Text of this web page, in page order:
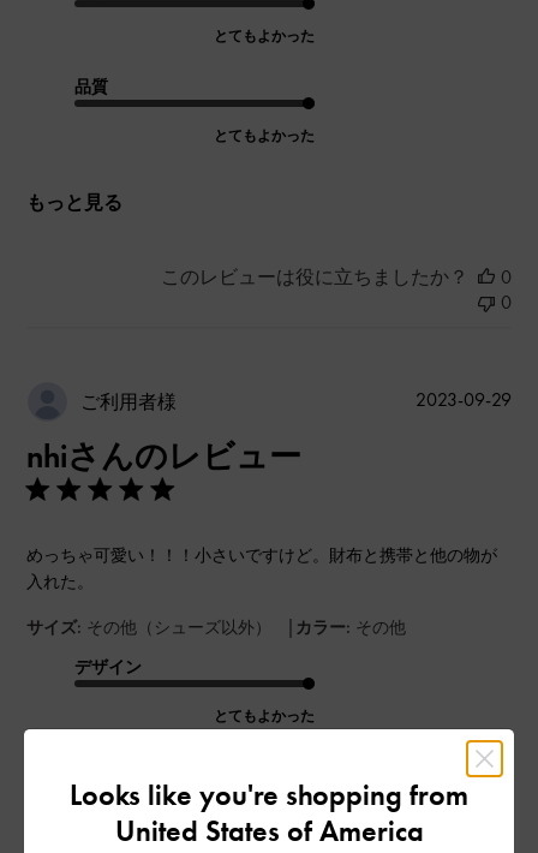
とてもよかった
品質
とてもよかった
もっと見る
このレビューは役に立ちましたか？
0
0
ご利用者様
nhiさんのレビュー
めっちゃ可愛い！！！小さいですけど。財布と携帯と他の物が
入れた。
サイズ: その他（シューズ以外） | カラー: その他
デザイン
とてもよかった
公
2023-09-29
Looks like you're shopping from
United States of America